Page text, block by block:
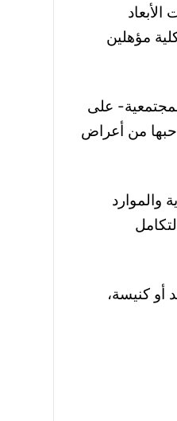
مؤهلين
على
من أعراض
والموارد
أو كنيسة،